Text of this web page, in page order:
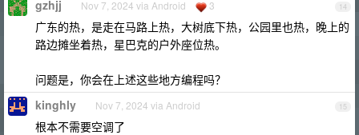
14
gzhjj Nov 7, 2024 via Android 3
广东的热，是走在马路上热，大树底下热，公园里也热，晚上的
路边摊坐着热，星巴克的户外座位热。
问题是，你会在上述这些地方编程吗？
15
kinghly Nov 7, 2024 via Android
根本不需要空调了